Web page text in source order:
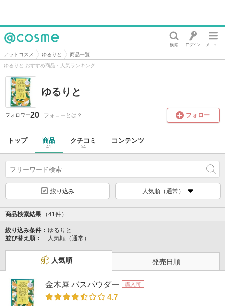
@cosme
アットコスメ ゆるりと
商品一覧
ゆるりと おすすめ商品・人気ランキング
ゆるりと
フォロワー20 フォローとは？ フォロー
トップ 商品
41
クチコミ
54
コンテンツ
絞り込み 人気順（通常）
商品検索結果 （41件）
絞り込み条件： ゆるりと
並び替え順：
人気順（通常）
人気順 発売日順
金木犀 バスパウダー 購入可
4.7